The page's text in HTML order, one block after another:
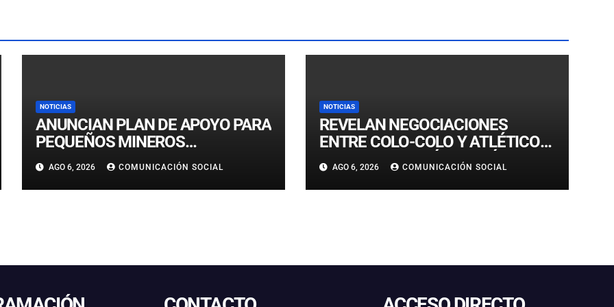
NOTICIAS
ANUNCIAN PLAN DE APOYO PARA
PEQUEÑOS MINEROS
AFECTADOS POR EL TEMPORAL
EN ATACAMA
AGO 6, 2026 COMUNICACIÓN SOCIAL
NOTICIAS
REVELAN NEGOCIACIONES
ENTRE COLO-COLO Y ATLÉTICO
MINEIRO POR IVÁN ROMÁN:
“ESTÁN EN MARCHA”
AGO 6, 2026 COMUNICACIÓN SOCIAL